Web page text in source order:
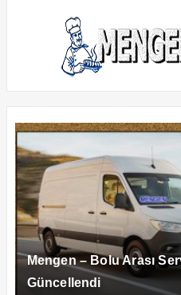
Mengen – Bolu Arası
Güncellendi